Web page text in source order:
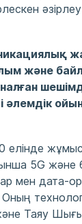
және
әлемдік
елінде
5G және
мен дата-
Таяу